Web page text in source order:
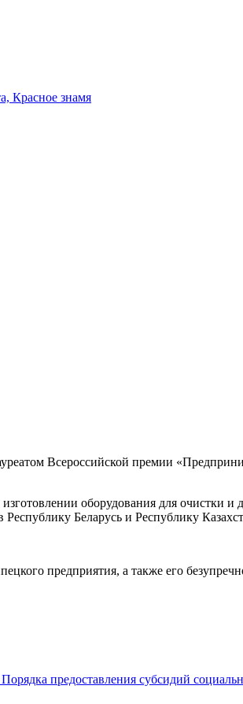
Красное знамя
Всероссийской премии
оборудования для очистки и
Беларусь и Республику
предприятия, а также его
предоставления субсидий